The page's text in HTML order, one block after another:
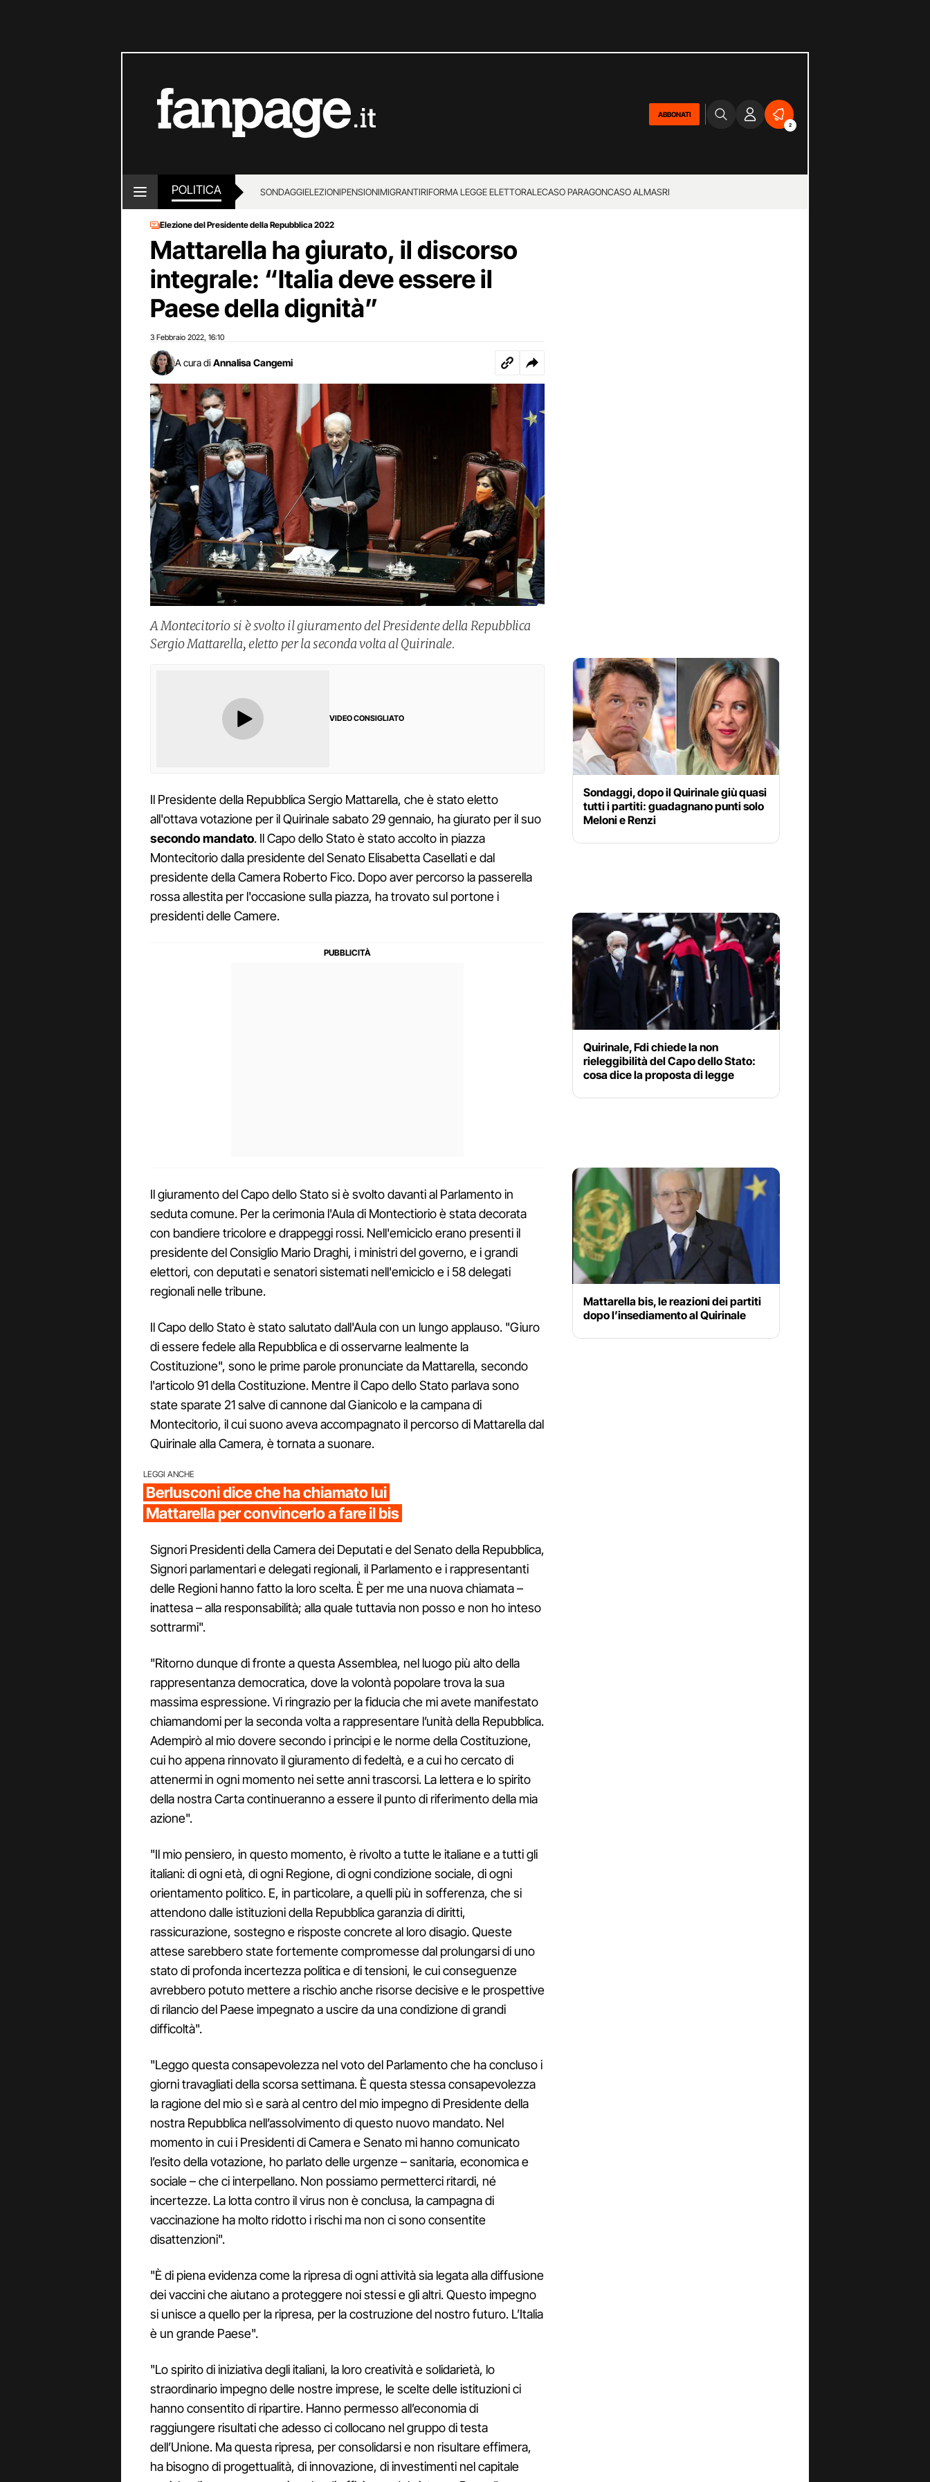
ABBONATI
2
POLITICA SONDAGGIELEZIONIPENSIONIMIGRANTIRIFORMA LEGGE ELETTORALECASO PARAGONCASO ALMASRI
Elezione del Presidente della Repubblica 2022
Mattarella ha giurato, il discorso
integrale: “Italia deve essere il
Paese della dignità”
3 Febbraio 2022 16:10
A cura di Annalisa Cangemi
A Montecitorio si è svolto il giuramento del Presidente della Repubblica
Sergio Mattarella, eletto per la seconda volta al Quirinale.
VIDEO CONSIGLIATO
Il Presidente della Repubblica Sergio Mattarella, che è stato eletto
all'ottava votazione per il Quirinale sabato 29 gennaio, ha giurato per il suo
secondo mandato. Il Capo dello Stato è stato accolto in piazza
Montecitorio dalla presidente del Senato Elisabetta Casellati e dal
presidente della Camera Roberto Fico. Dopo aver percorso la passerella
rossa allestita per l'occasione sulla piazza, ha trovato sul portone i
presidenti delle Camere.
Il giuramento del Capo dello Stato si è svolto davanti al Parlamento in
seduta comune. Per la cerimonia l'Aula di Montectiorio è stata decorata
con bandiere tricolore e drappeggi rossi. Nell'emiciclo erano presenti il
presidente del Consiglio Mario Draghi, i ministri del governo, e i grandi
elettori, con deputati e senatori sistemati nell'emiciclo e i 58 delegati
regionali nelle tribune.
Il Capo dello Stato è stato salutato dall'Aula con un lungo applauso. "Giuro
di essere fedele alla Repubblica e di osservarne lealmente la
Costituzione", sono le prime parole pronunciate da Mattarella, secondo
l'articolo 91 della Costituzione. Mentre il Capo dello Stato parlava sono
state sparate 21 salve di cannone dal Gianicolo e la campana di
Montecitorio, il cui suono aveva accompagnato il percorso di Mattarella dal
Quirinale alla Camera, è tornata a suonare.
LEGGI ANCHE
Berlusconi dice che ha chiamato lui
Mattarella per convincerlo a fare il bis
Signori Presidenti della Camera dei Deputati e del Senato della Repubblica,
Signori parlamentari e delegati regionali, il Parlamento e i rappresentanti
delle Regioni hanno fatto la loro scelta. È per me una nuova chiamata –
inattesa – alla responsabilità; alla quale tuttavia non posso e non ho inteso
sottrarmi".
"Ritorno dunque di fronte a questa Assemblea, nel luogo più alto della
rappresentanza democratica, dove la volontà popolare trova la sua
massima espressione. Vi ringrazio per la fiducia che mi avete manifestato
chiamandomi per la seconda volta a rappresentare l’unità della Repubblica.
Adempirò al mio dovere secondo i principi e le norme della Costituzione,
cui ho appena rinnovato il giuramento di fedeltà, e a cui ho cercato di
attenermi in ogni momento nei sette anni trascorsi. La lettera e lo spirito
della nostra Carta continueranno a essere il punto di riferimento della mia
azione".
"Il mio pensiero, in questo momento, è rivolto a tutte le italiane e a tutti gli
italiani: di ogni età, di ogni Regione, di ogni condizione sociale, di ogni
orientamento politico. E, in particolare, a quelli più in sofferenza, che si
attendono dalle istituzioni della Repubblica garanzia di diritti,
rassicurazione, sostegno e risposte concrete al loro disagio. Queste
attese sarebbero state fortemente compromesse dal prolungarsi di uno
stato di profonda incertezza politica e di tensioni, le cui conseguenze
avrebbero potuto mettere a rischio anche risorse decisive e le prospettive
di rilancio del Paese impegnato a uscire da una condizione di grandi
difficoltà".
"Leggo questa consapevolezza nel voto del Parlamento che ha concluso i
giorni travagliati della scorsa settimana. È questa stessa consapevolezza
la ragione del mio sì e sarà al centro del mio impegno di Presidente della
nostra Repubblica nell’assolvimento di questo nuovo mandato. Nel
momento in cui i Presidenti di Camera e Senato mi hanno comunicato
l’esito della votazione, ho parlato delle urgenze – sanitaria, economica e
sociale – che ci interpellano. Non possiamo permetterci ritardi, né
incertezze. La lotta contro il virus non è conclusa, la campagna di
vaccinazione ha molto ridotto i rischi ma non ci sono consentite
disattenzioni".
"È di piena evidenza come la ripresa di ogni attività sia legata alla diffusione
dei vaccini che aiutano a proteggere noi stessi e gli altri. Questo impegno
si unisce a quello per la ripresa, per la costruzione del nostro futuro. L’Italia
è un grande Paese".
"Lo spirito di iniziativa degli italiani, la loro creatività e solidarietà, lo
straordinario impegno delle nostre imprese, le scelte delle istituzioni ci
hanno consentito di ripartire. Hanno permesso all’economia di
raggiungere risultati che adesso ci collocano nel gruppo di testa
dell’Unione. Ma questa ripresa, per consolidarsi e non risultare effimera,
ha bisogno di progettualità, di innovazione, di investimenti nel capitale
Sondaggi, dopo il Quirinale giù quasi
tutti i partiti: guadagnano punti solo
Meloni e Renzi
Quirinale, Fdi chiede la non
rieleggibilità del Capo dello Stato:
cosa dice la proposta di legge
Mattarella bis, le reazioni dei partiti
dopo l’insediamento al Quirinale